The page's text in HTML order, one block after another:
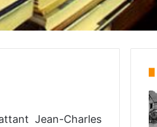
Jean-Charles